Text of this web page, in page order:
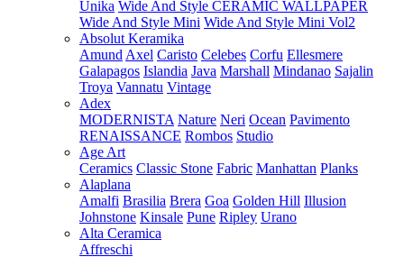
Unika Wide And Style CERAMIC WALLPAPER
Wide And Style Mini Wide And Style Mini Vol2
Absolut Keramika
Amund Axel Caristo Celebes Corfu Ellesmere
Galapagos Islandia Java Marshall Mindanao Sajalin
Troya Vannatu Vintage
Adex
MODERNISTA Nature Neri Ocean Pavimento
RENAISSANCE Rombos Studio
Age Art
Ceramics Classic Stone Fabric Manhattan Planks
Alaplana
Amalfi Brasilia Brera Goa Golden Hill Illusion
Johnstone Kinsale Pune Ripley Urano
Alta Ceramica
Affreschi